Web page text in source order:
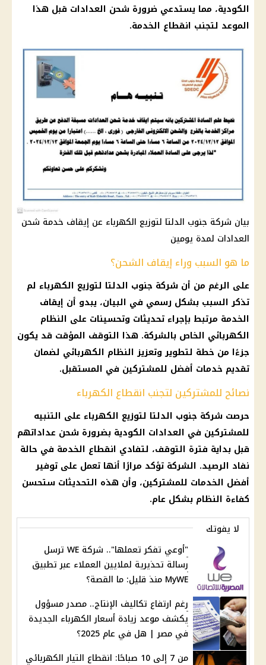
الكودية، مما يستدعي ضرورة شحن العدادات قبل هذا
الموعد لتجنب انقطاع الخدمة.
بيان شركة جنوب الدلتا لتوزيع الكهرباء عن إيقاف خدمة شحن
العدادات لمدة يومين
ما هو السبب وراء إيقاف الشحن؟
على الرغم من أن شركة جنوب الدلتا لتوزيع الكهرباء لم
تذكر السبب بشكل رسمي في البيان، يبدو أن إيقاف
الخدمة مرتبط بإجراء تحديثات وتحسينات على النظام
الكهربائي الخاص بالشركة. هذا التوقف المؤقت قد يكون
جزءًا من خطة لتطوير وتعزيز النظام الكهربائي لضمان
تقديم خدمات أفضل للمشتركين في المستقبل.
نصائح للمشتركين لتجنب انقطاع الكهرباء
حرصت شركة جنوب الدلتا لتوزيع الكهرباء على التنبيه
للمشتركين في العدادات الكودية بضرورة شحن عداداتهم
قبل بداية فترة التوقف، لتفادي انقطاع الخدمة في حالة
نفاد الرصيد. الشركة تؤكد مرارًا أنها تعمل على توفير
أفضل الخدمات للمشتركين، وأن هذه التحديثات ستحسن
كفاءة النظام بشكل عام.
لا يفوتك
"أوعي تفكر تعملها".. شركة WE ترسل
رسالة تحذيرية لملايين العملاء عبر تطبيق
MyWE منذ قليل: ما القصة؟
رغم ارتفاع تكاليف الإنتاج.. مصدر مسؤول
يكشف موعد زيادة أسعار الكهرباء الجديدة
في مصر | هل في عام 2025؟
من 7 إلى 10 صباحًا: انقطاع التيار الكهربائي